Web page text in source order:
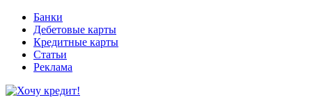
Банки
Дебетовые карты
Кредитные карты
Статьи
Реклама